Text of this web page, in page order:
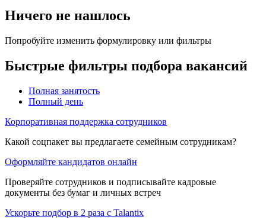
Ничего не нашлось
Попробуйте изменить формулировку или фильтры
Быстрые фильтры подбора вакансий
Полная занятость
Полный день
Корпоративная поддержка сотрудников
Какой соцпакет вы предлагаете семейным сотрудникам?
Оформляйте кандидатов онлайн
Проверяйте сотрудников и подписывайте кадровые
документы без бумаг и личных встреч
Ускорьте подбор в 2 раза с Talantix